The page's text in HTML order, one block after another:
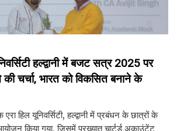
हल्द्वानी में बजट सत्र 2025 पर
चर्चा, भारत को विकसित बनाने के
हिल यूनिवर्सिटी, हल्द्वानी में प्रबंधन के छात्रों के
किया गया, जिसमें प्रख्यात चार्टर्ड अकाउंटेंट